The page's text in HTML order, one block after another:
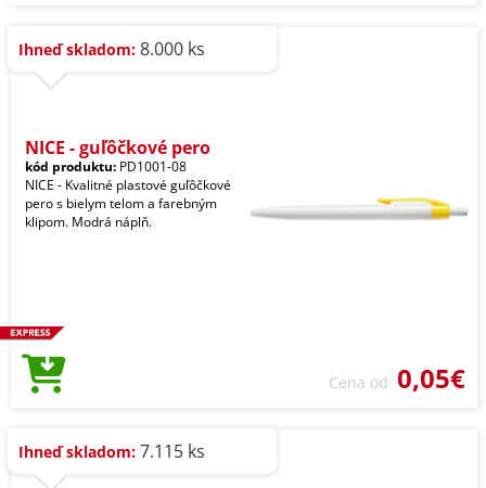
Ihneď skladom: 8.000 ks
NICE - guľôčkové pero
kód produktu: PD1001-08
NICE - Kvalitné plastové guľôčkové
pero s bielym telom a farebným
klipom. Modrá náplň.
Cena od 0,05€
Ihneď skladom: 7.115 ks